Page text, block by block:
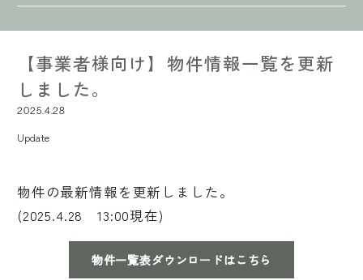
【事業者様向け】物件情報一覧を更新
しました。
2025.4.28
Update
物件の最新情報を更新しました。
(2025.4.28 13:00現在)
物件一覧表ダウンロードはこちら